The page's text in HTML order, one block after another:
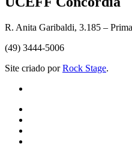
R. Anita Garibaldi, 3.185 –
(49) 3444-5006
Site criado porRock Stage.